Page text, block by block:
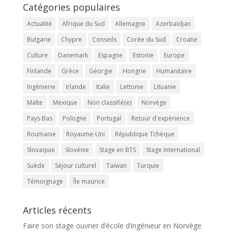
Catégories populaires
Actualité Afrique du Sud Allemagne
Azerbaïdjan
Bulgarie
Chypre Conseils Corée du Sud
Croatie
Culture
Danemark Espagne Estonie
Europe
Finlande
Grèce Géorgie Hongrie
Humanitaire
Ingénierie
Irlande Italie Lettonie
Lituanie
Malte
Mexique Non classifié(e)
Norvège
Pays Bas
Pologne Portugal
Retour d'expérience
Roumanie
Royaume-Uni
République Tchèque
Slovaquie
Slovénie Stage en BTS
Stage International
Suède
Séjour culturel Taïwan
Turquie
Témoignage
Île maurice
Articles récents
Faire son stage ouvrier d’école d’ingénieur en Norvège